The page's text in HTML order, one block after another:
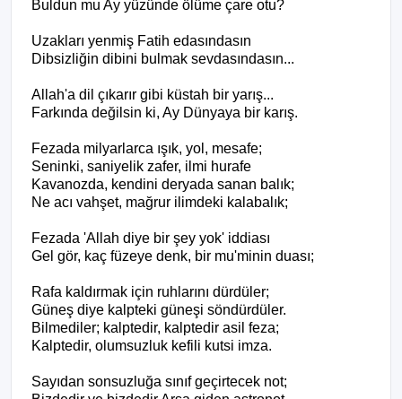
Buldun mu Ay yüzünde ölüme çare otu?
Uzakları yenmiş Fatih edasındasın
Dibsizliğin dibini bulmak sevdasındasın...
Allah'a dil çıkarır gibi küstah bir yarış...
Farkında değilsin ki, Ay Dünyaya bir karış.
Fezada milyarlarca ışık, yol, mesafe;
Seninki, saniyelik zafer, ilmi hurafe
Kavanozda, kendini deryada sanan balık;
Ne acı vahşet, mağrur ilimdeki kalabalık;
Fezada 'Allah diye bir şey yok' iddiası
Gel gör, kaç füzeye denk, bir mu'minin duası;
Rafa kaldırmak için ruhlarını dürdüler;
Güneş diye kalpteki güneşi söndürdüler.
Bilmediler; kalptedir, kalptedir asil feza;
Kalptedir, olumsuzluk kefili kutsi imza.
Sayıdan sonsuzluğa sınıf geçirtecek not;